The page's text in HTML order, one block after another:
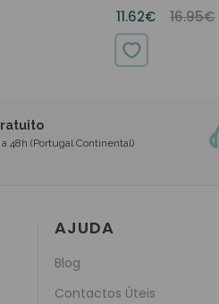
11.62€ 16.95€
48h (Portugal Continental)
AJUDA
Blog
Contactos Úteis